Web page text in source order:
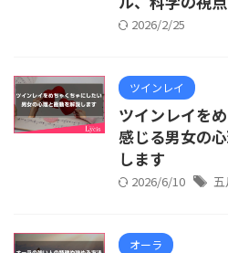
2026/2/25
ツインレイ
ツインレイを
感じる男女の
します
2026/6/10
オーラ